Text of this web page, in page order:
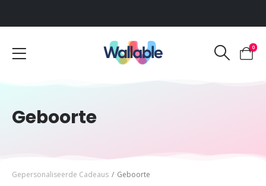
Voor 12:00 uur besteld, dezelfde werkdag verzonden
0
Geboorte
Gepersonaliseerde Cadeaus / Geboorte